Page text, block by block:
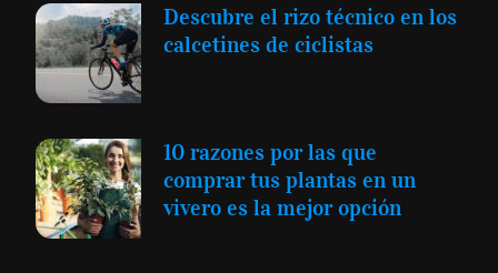
Descubre el rizo técnico en los
calcetines de ciclistas
10 razones por las que
comprar tus plantas en un
vivero es la mejor opción